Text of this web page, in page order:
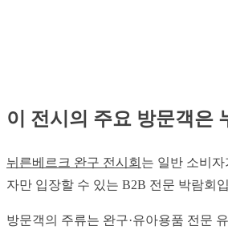
이 전시의 주요 방문객은
뉘른베르크 완구 전시회 는 일반 소비자
자만 입장할 수 있는 B2B 전문 박람회
방문객의 주류는 완구·유아용품 전문